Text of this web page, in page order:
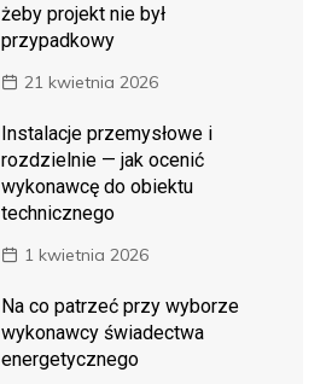
żeby projekt nie był
przypadkowy
21 kwietnia 2026
Instalacje przemysłowe i
rozdzielnie — jak ocenić
wykonawcę do obiektu
technicznego
1 kwietnia 2026
Na co patrzeć przy wyborze
wykonawcy świadectwa
energetycznego